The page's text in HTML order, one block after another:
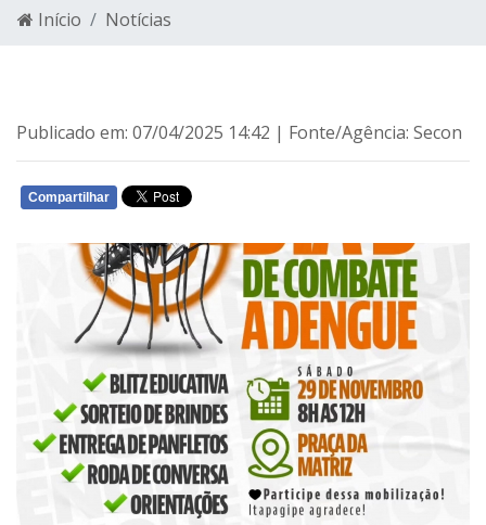
Início Notícias
Publicado em: 07/04/2025 14:42 | Fonte/Agência: Secon
Compartilhar